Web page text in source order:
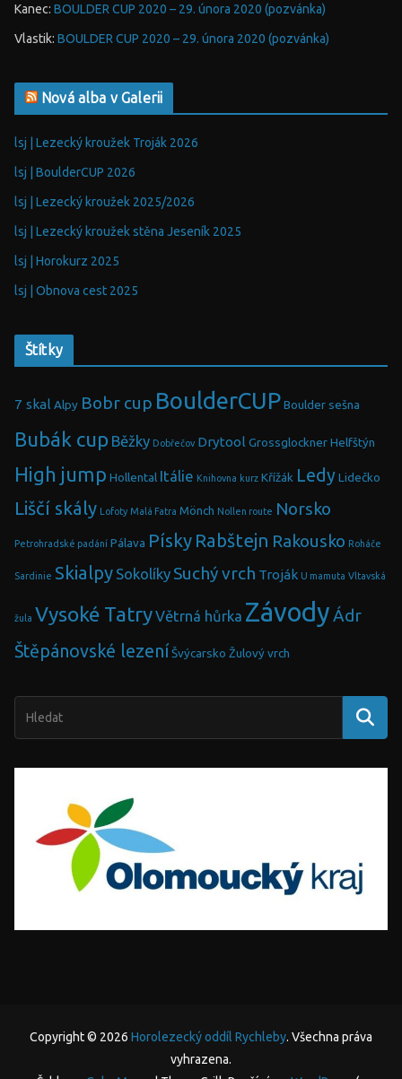
Kanec: BOULDER CUP 2020 – 29. února 2020 (pozvánka)
Vlastik: BOULDER CUP 2020 – 29. února 2020 (pozvánka)
Nová alba v Galerii
lsj | Lezecký kroužek Troják 2026
lsj | BoulderCUP 2026
lsj | Lezecký kroužek 2025/2026
lsj | Lezecký kroužek stěna Jeseník 2025
lsj | Horokurz 2025
lsj | Obnova cest 2025
Štítky
7 skal Alpy Bobr cup BoulderCUP Boulder sešna
Bubák cup Běžky Dobřečov Drytool Grossglockner Helfštýn
High jump Hollental Itálie Knihovna kurz Křížák Ledy Lidečko
Liščí skály Lofoty Malá Fatra Mönch Nollen route Norsko
Petrohradské padání Pálava Písky Rabštejn Rakousko Roháče
Sardinie Skialpy Sokolíky Suchý vrch Troják U mamuta Vltavská
žula Vysoké TatryVětrná hůrka ZávodyÁdr
Štěpánovské lezení Švýcarsko Žulový vrch
Copyright © 2026 Horolezecký oddíl Rychleby. Všechna práva
vyhrazena.